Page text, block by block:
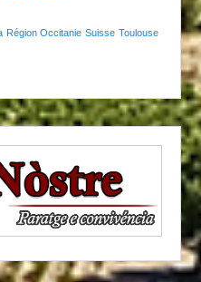
Région Occitanie Suisse Toulouse